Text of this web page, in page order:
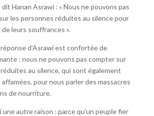
dit Hanan Asrawi : « Nous ne pouvons pas
les personnes réduites au silence pour
leurs souffrances ».
réponse d’Asrawi est confortée de
: nous ne pouvons pas compter sur
au silence, qui sont également
pour nous parler des massacres
de nourriture.
une autre raison : parce qu’un peuple fier